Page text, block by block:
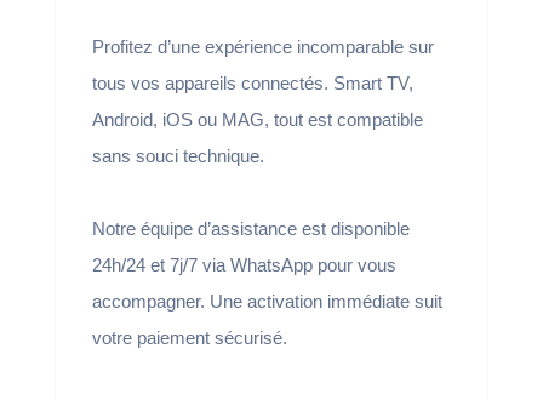
Profitez d’une expérience incomparable sur
tous vos appareils connectés. Smart TV,
Android, iOS ou MAG, tout est compatible
sans souci technique.
Notre équipe d’assistance est disponible
24h/24 et 7j/7 via WhatsApp pour vous
accompagner. Une activation immédiate suit
votre paiement sécurisé.